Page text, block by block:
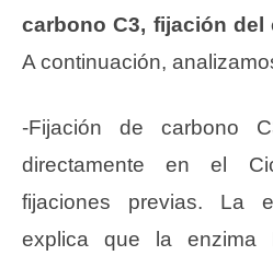
carbono C3, fijación del
A continuación,
-Fijación de carbono
directamente en el
fijaciones previas. La
explica que la enzima